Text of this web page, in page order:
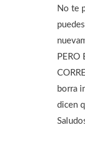
No te
PERO
borra
dicen